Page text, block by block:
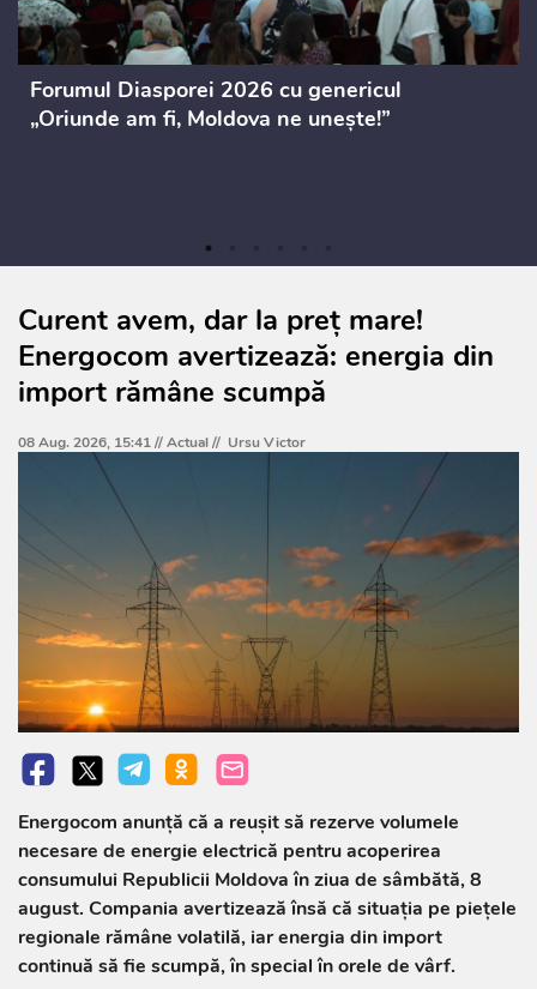
Forumul Diasporei 2026 cu genericul
„Oriunde am fi, Moldova ne unește!”
Curent avem, dar la preț mare!
Energocom avertizează: energia din
import rămâne scumpă
08 Aug. 2026, 15:41 //Actual// Ursu Victor
Energocom anunță că a reușit să rezerve volumele
necesare de energie electrică pentru acoperirea
consumului Republicii Moldova în ziua de sâmbătă, 8
august. Compania avertizează însă că situația pe piețele
regionale rămâne volatilă, iar energia din import
continuă să fie scumpă, în special în orele de vârf.